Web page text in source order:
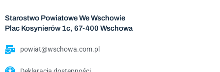
Starostwo Powiatowe We Wschowie
Plac Kosynierów 1c, 67-400 Wschowa
powiat@wschowa.com.pl